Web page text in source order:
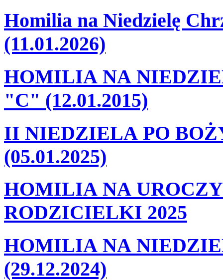
Homilia na Niedzielę
(11.01.2026)
HOMILIA NA
"C" (12.01.2015)
II NIEDZIELA PO
(05.01.2025)
HOMILIA NA
RODZICIELKI 2025
HOMILIA NA
(29.12.2024)